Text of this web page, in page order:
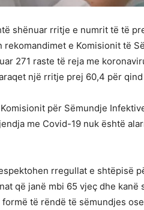
shënuar rritje e numrit të të
rekomandimet e Komisionit të
271 raste të reja me
një rritje prej 60,4 për
për Sëmundje
me Covid-19 nuk është
rregullat e shtëpisë
që janë mbi 65 vjeç dhe
të rëndë të sëmundjes